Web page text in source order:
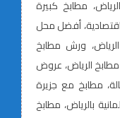
مطابخ كبيرة
أفضل محل
ورش مطابخ
الرياض، عروض
مطابخ مع جزيرة
بالرياض، مطابخ